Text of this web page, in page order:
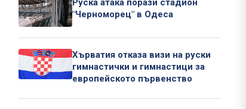
Руска атака порази стадион
"Черноморец" в Одеса
Хърватия отказа визи на руски
гимнастички и гимнастици за
европейското първенство